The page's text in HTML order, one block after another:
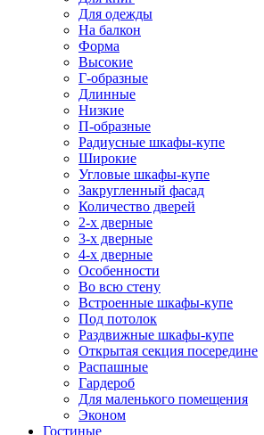
Для одежды
На балкон
Форма
Высокие
Г-образные
Длинные
Низкие
П-образные
Радиусные шкафы-купе
Широкие
Угловые шкафы-купе
Закругленный фасад
Количество дверей
2-х дверные
3-х дверные
4-х дверные
Особенности
Во всю стену
Встроенные шкафы-купе
Под потолок
Раздвижные шкафы-купе
Открытая секция посередине
Распашные
Гардероб
Для маленького помещения
Эконом
Гостиные